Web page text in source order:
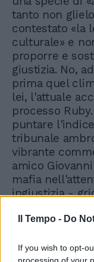
Il Tempo - Do
If you wish to opt-
tanto non
contestato «la
culturale» e
proporre e
giustizia. No,
prima quel
lei, l'attuale
processo
puntare
tribunale
vibrante
amico
mafia
ingiustizia -
rogatoria per
telefonò e mi